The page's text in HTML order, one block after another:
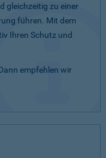
gleichzeitig zu einer
führen. Mit dem
Ihren Schutz und
empfehlen wir